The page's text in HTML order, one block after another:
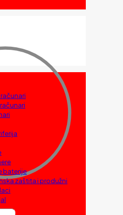
baterije
zaštita i produžni